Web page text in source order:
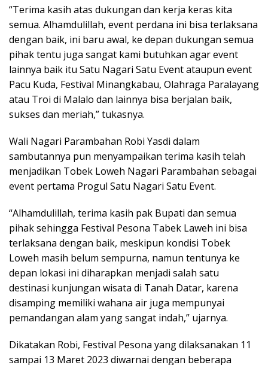
“Terima kasih atas dukungan dan kerja keras kita
semua. Alhamdulillah, event perdana ini bisa terlaksana
dengan baik, ini baru awal, ke depan dukungan semua
pihak tentu juga sangat kami butuhkan agar event
lainnya baik itu Satu Nagari Satu Event ataupun event
Pacu Kuda, Festival Minangkabau, Olahraga Paralayang
atau Troi di Malalo dan lainnya bisa berjalan baik,
sukses dan meriah,” tukasnya.
Wali Nagari Parambahan Robi Yasdi dalam
sambutannya pun menyampaikan terima kasih telah
menjadikan Tobek Loweh Nagari Parambahan sebagai
event pertama Progul Satu Nagari Satu Event.
“Alhamdulillah, terima kasih pak Bupati dan semua
pihak sehingga Festival Pesona Tabek Laweh ini bisa
terlaksana dengan baik, meskipun kondisi Tobek
Loweh masih belum sempurna, namun tentunya ke
depan lokasi ini diharapkan menjadi salah satu
destinasi kunjungan wisata di Tanah Datar, karena
disamping memiliki wahana air juga mempunyai
pemandangan alam yang sangat indah,” ujarnya.
Dikatakan Robi, Festival Pesona yang dilaksanakan 11
sampai 13 Maret 2023 diwarnai dengan beberapa